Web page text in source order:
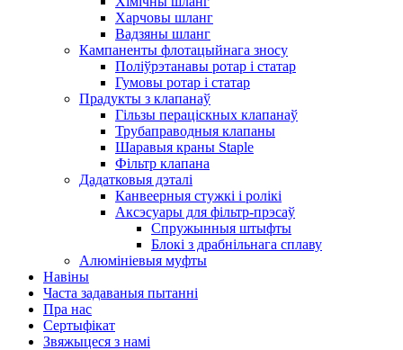
Харчовы шланг
Вадзяны шланг
Кампаненты флотацыйнага зносу
Поліўрэтанавы ротар і статар
Гумовы ротар і статар
Прадукты з клапанаў
Гільзы пераціскных клапанаў
Трубаправодныя клапаны
Шаравыя краны Staple
Фільтр клапана
Дадатковыя дэталі
Канвеерныя стужкі і ролікі
Аксэсуары для фільтр-прэсаў
Спружынныя штыфты
Блокі з драбнільнага сплаву
Алюмініевыя муфты
Навіны
Часта задаваныя пытанні
Пра нас
Сертыфікат
Звяжыцеся з намі